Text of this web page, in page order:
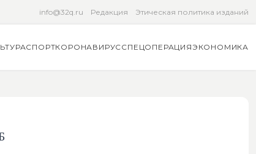
info@32q.ru Редакция Этическая политика изданий
СПОРТКОРОНАВИРУССПЕЦОПЕРАЦИЯЭКОНОМИКА